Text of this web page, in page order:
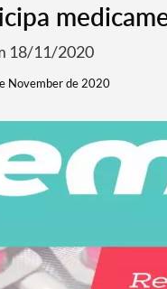
18/11/2020
November de 2020